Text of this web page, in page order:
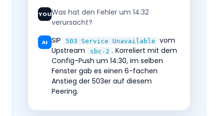
YOUWas hat den Fehler um 14:32
verursacht?
AI SIP 503 Service Unavailable
vom
Upstream
sbc-2 . Korreliert mit dem
Config-Push um 14:30, im selben
Fenster gab es einen 6-fachen
Anstieg der 503er auf diesem
Peering.